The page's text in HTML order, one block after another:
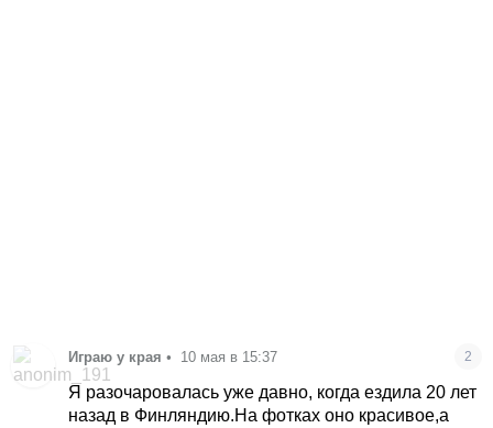
Играю у края • 10 мая в 15:37 2
Я разочаровалась уже давно, когда ездила 20 лет
назад в Финляндию.На фотках оно красивое,а